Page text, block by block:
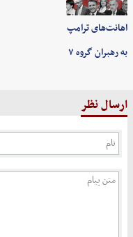
اهانت‌های ترامپ
به رهبران گروه ۷
ارسال نظر